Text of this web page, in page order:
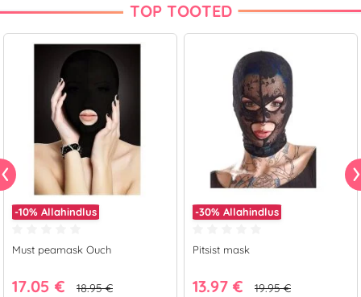
TOP TOOTED
-10% Allahindlus
Must peamask Ouch
17.05 € 18.95 €
-30% Allahindlus
Pitsist mask
13.97 € 19.95 €